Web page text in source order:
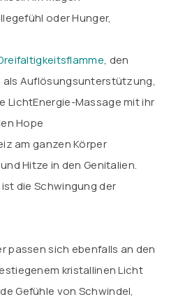
oder Hunger,
, den
Auflösungsunterstützung,
LichtEnergie-Massage mit ihr
Hope
am ganzen Körper
Hitze in den Genitalien.
die Schwingung der
passen sich ebenfalls an den
kristallinen Licht
Gefühle von Schwindel,